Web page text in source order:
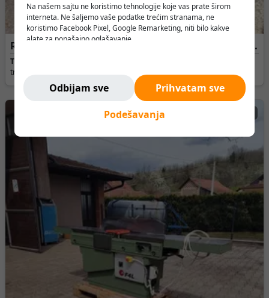
Na našem sajtu ne koristimo tehnologije koje vas prate širom
interneta. Ne šaljemo vaše podatke trećim stranama, ne
koristimo Facebook Pixel, Google Remarketing, niti bilo kakve
alate za ponašajno oglašavanje.
Odbijam sve
Prihvatam sve
Podešavanja
Rendisaljka za drvo • SCM • Kombinovana livincibile
c35
Tip rendisaljke:
trofazno •